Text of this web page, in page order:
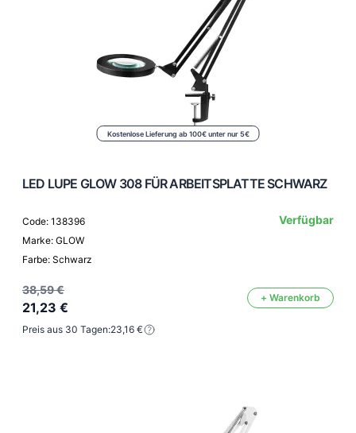
Kostenlose Lieferung ab 100€ unter nur 5€
LED LUPE GLOW 308 FÜR ARBEITSPLATTE SCHWARZ
Code: 138396
Marke: GLOW
Farbe: Schwarz
Verfügbar
38,59 €
21,23 €
+ Warenkorb
Preis aus 30 Tagen:23,16 €